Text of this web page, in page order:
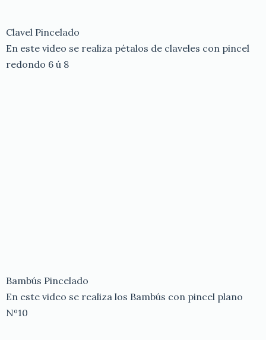
Clavel Pincelado
En este video se realiza pétalos de claveles con pincel
redondo 6 ú 8
Bambús Pincelado
En este video se realiza los Bambús con pincel plano
Nº10